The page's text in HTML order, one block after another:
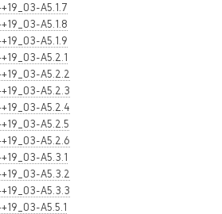
A5.1.7
A5.1.8
A5.1.9
A5.2.1
A5.2.2
A5.2.3
A5.2.4
A5.2.5
A5.2.6
A5.3.1
A5.3.2
A5.3.3
A5.5.1